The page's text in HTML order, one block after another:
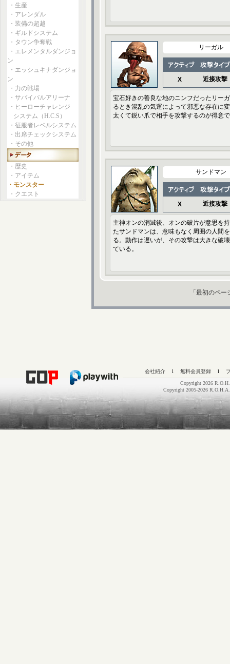
・生産
・アレンダル
・装備の超越
・ギルドシステム
・タウン争奪戦
・エレメンタルダンジョ
ン
・エッシュキナダンジョ
ン
・力の戦場
・サバイバルアリーナ
・ヒーローチャレンジ
システム（H.C.S）
・征服者レベルシステム
・出席チェックシステム
・その他
・歴史
・アイテム
・モンスター
・クエスト
リーガル
X 近接攻撃
宝石好きの善良な地のニンフだったリー
るとき混乱の気運によって邪悪な存在に
太くて鋭い爪で相手を攻撃するのが得意
サンドマン
X 近接攻撃
主神オンの消滅後、オンの破片が意思を
たサンドマンは、意味もなく周囲の人間
る。動作は遅いが、その攻撃は大きな破
ている。
「最初のペー
会社紹介 l 無料会員登録 l
Copyright 2026
Copyright 2005-2026